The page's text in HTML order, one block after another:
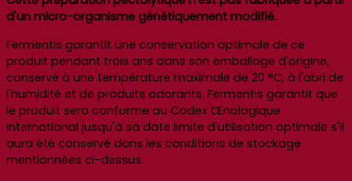
d'un micro-organisme génétiquement modifié.
Fermentis garantit une conservation optimale de ce
produit pendant trois ans dans son emballage d'origine,
conservé à une température maximale de 20 °C, à l'abri de
l'humidité et de produits odorants. Fermentis garantit que
le produit sera conforme au Codex Œnologique
International jusqu'à sa date limite d'utilisation optimale s'il
aura été conservé dans les conditions de stockage
mentionnées ci-dessus.